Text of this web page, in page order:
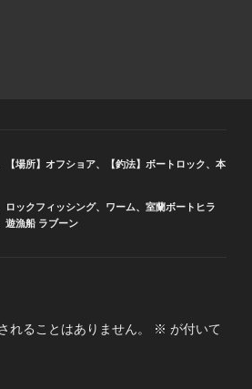
【場所】オフショア、 【釣法】ボートロック、 本
ロックフィッシング、 ワーム、 室蘭ボートヒラ
遊漁船 ラブーン
れることはありません。 ※ が付いて